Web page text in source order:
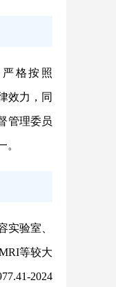
严格按照
效力，同
管理委员
。
实验室、
等较大
2024